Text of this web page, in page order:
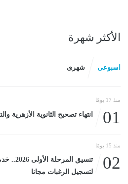
الأكثر شهرة
اسبوعى شهرى
منذ 17 يومًا
01 انتهاء تصحيح الثانوية الأزهرية
منذ 15 يومًا
02
تنسيق
لتسجيل الرغبات مجانا